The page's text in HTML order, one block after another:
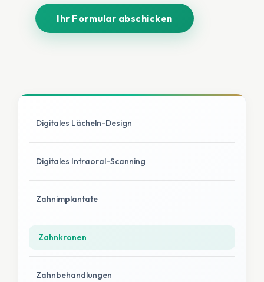
Digitales Lächeln-Design
Digitales Intraoral-Scanning
Zahnimplantate
Zahnkronen
Zahnbehandlungen